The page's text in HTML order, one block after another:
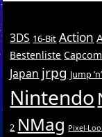
3DS 16-Bit Action
Bestenliste Capcom
Japan jrpg Jump
Nintendo
2 NMag Pixel-